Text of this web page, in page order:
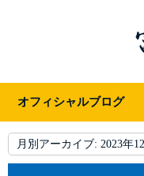
オフィシャルブログ
月別アーカイブ: 2023年